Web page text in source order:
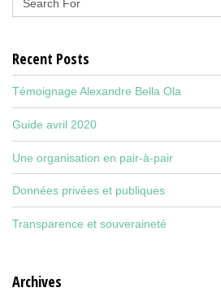
Recent Posts
Témoignage Alexandre Bella Ola
Guide avril 2020
Une organisation en pair-à-pair
Données privées et publiques
Transparence et souveraineté
Archives